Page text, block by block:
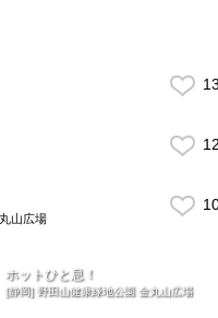
山広場
ホットひと息！
[静岡] 野田山健康緑地公園 金丸山広場